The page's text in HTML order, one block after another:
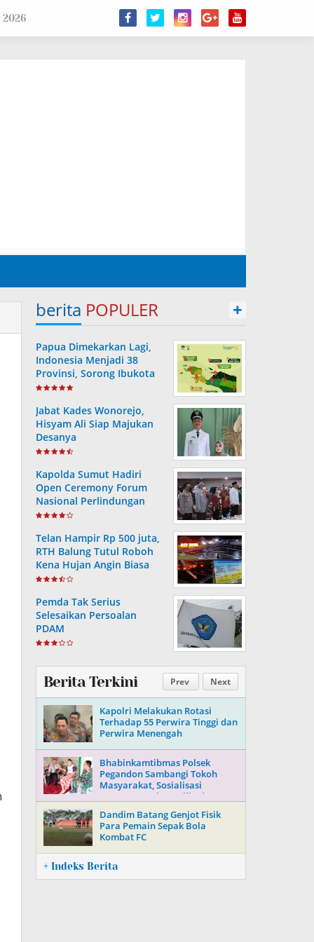
berita POPULER +
Papua Dimekarkan Lagi,
Indonesia Menjadi 38
Provinsi, Sorong Ibukota
Provinsi ke 38
Jabat Kades Wonorejo,
Hisyam Ali Siap Majukan
Desanya
Kapolda Sumut Hadiri
Open Ceremony Forum
Nasional Perlindungan
Anak ke-V Tahun 2022
Telan Hampir Rp 500 juta,
RTH Balung Tutul Roboh
Kena Hujan Angin Biasa
Pemda Tak Serius
Selesaikan Persoalan
PDAM
Prev Next
Berita Terkini
Kapolri Melakukan Rotasi
Terhadap 55 Perwira Tinggi dan
Perwira Menengah
Bhabinkamtibmas Polsek
Pegandon Sambangi Tokoh
Masyarakat, Sosialisasi
Keamanan Jelang Pilkada 2024
Dandim Batang Genjot Fisik
Para Pemain Sepak Bola
Kombat FC
+ Indeks Berita